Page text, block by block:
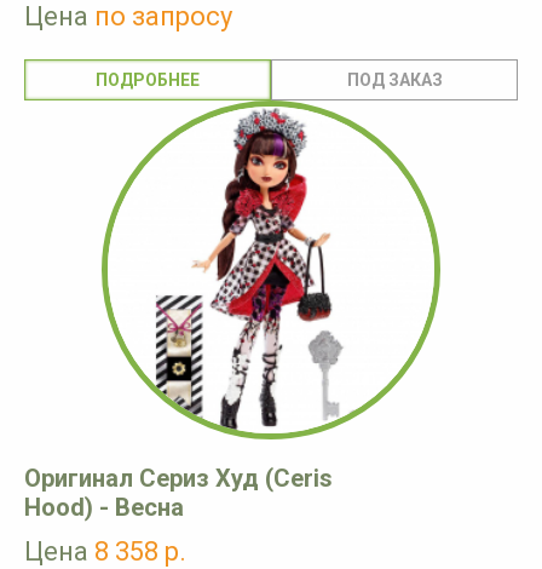
Цена по запросу
ПОДРОБНЕЕ
Оригинал Сериз Худ (Ceris
Hood) - Весна
Цена 8 358 р.